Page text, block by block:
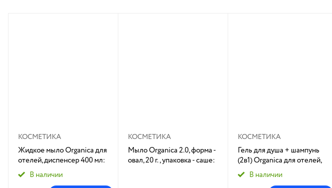
КОСМЕТИКА
Жидкое мыло Organica для
отелей, диспенсер 400 мл:
1/20В наличии
КОСМЕТИКА
Мыло Organica 2.0, форма -
овал, 20 г., упаковка - саше:
КОСМЕТИКА
Гель для душа + шампунь
(2в1) Organica для отелей,
диспенсер пополняемый
400 мл (SYC): 1/20
В наличии